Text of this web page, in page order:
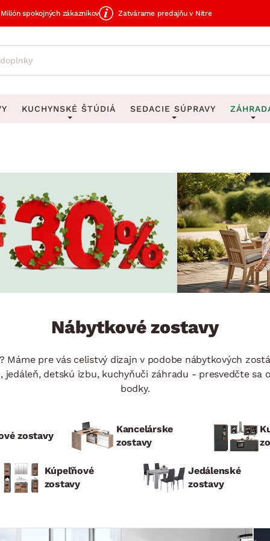
Milión spokojných zákazníkov Zatvárame predajňu v Nitre
Hodiny
Vázy
Zobrazit vše
Stojany na
Stojany na
Stojany na
Zobrazit vše
ZÁHRADNÉ
KUCHYNSKÉ ŠTÚDIÁ SEDACIE SÚPRAVY
Sedacie súpravy 3-2-1
Sedacie súpravy na mieru
Nábytkové zostavy
pre vás celistvý dizajn v podobe nábytkových
jedáleň, detskú izbu, kuchyňuči záhradu - presvedčte
bodky.
zostavy
Kancelárske
zostavy
Kúpeľňové
zostavy
Jedálenské
zostavy